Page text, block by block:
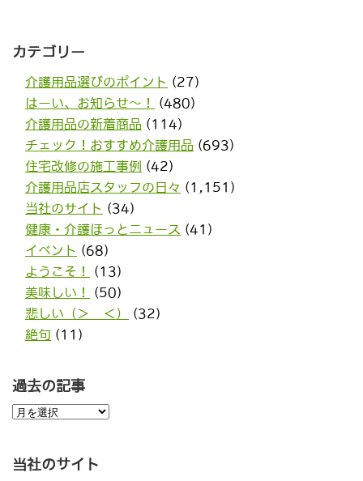
カテゴリー
介護用品選びのポイント (27)
はーい、お知らせ〜！
(480)
介護用品の新着商品 (114)
チェック！おすすめ介護用品 (693)
住宅改修の施工事例
(42)
介護用品店スタッフの日々 (1,151)
当社のサイト (34)
健康・介護ほっとニュース (41)
イベント (68)
ようこそ！
(13)
美味しい！
(50)
悲しい（＞＿＜）
(32)
絶句 (11)
過去の記事
過
去
事
当社のサイト